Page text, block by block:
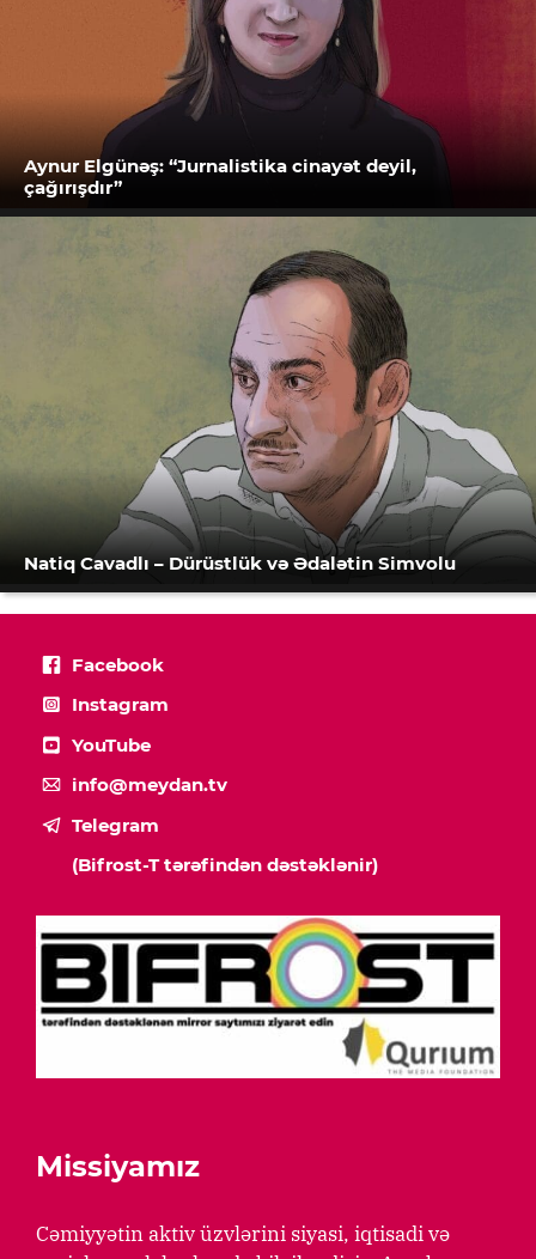
Aynur Elgünəş: “Jurnalistika cinayət deyil,
çağırışdır”
Natiq Cavadlı – Dürüstlük və Ədalətin Simvolu
Facebook
Instagram
YouTube
info@meydan.tv
Telegram
(Bifrost-T tərəfindən dəstəklənir)
Missiyamız
Cəmiyyətin aktiv üzvlərini siyasi, iqtisadi və